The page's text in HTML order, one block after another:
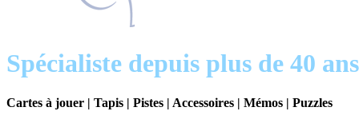
Spécialiste depuis plus de 40 ans
Cartes à jouer | Tapis | Pistes | Accessoires | Mémos | Puzzles